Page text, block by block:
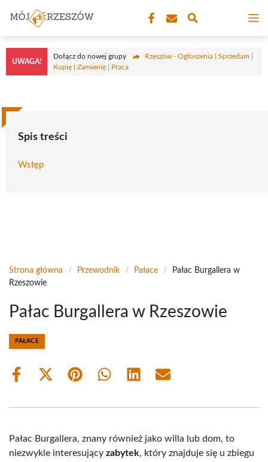
treści
UWAGA!
Dołącz do nowej grupy
Rzeszów - Ogłoszenia | Sprzedam |
Kupię | Zamienię | Praca
Spis treści
Wstęp
Strona główna / Przewodnik / Pałace /
Pałac Burgallera w
Rzeszowie
Pałac Burgallera w Rzeszowie
PAŁACE
Share
Share
(Twitter)
Share Share Share Share
Pałac Burgallera, znany również jako willa lub dom, to
niezwykle interesujący zabytek, który znajduje się u zbiegu